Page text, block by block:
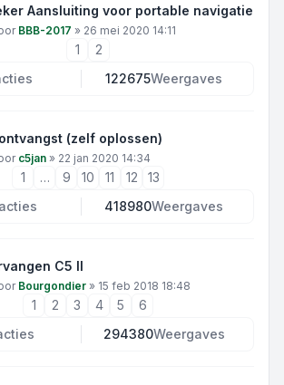
Aansluiting voor portable navigatie
BBB-2017 » 26 mei 2020 14:11
1
2
122675Weergaves
(zelf oplossen)
c5jan » 22 jan 2020 14:34
1 … 9 10 11 12
13
418980Weergaves
C5 II
Bourgondier » 15 feb 2018 18:48
1 2 3 4 5
6
294380Weergaves